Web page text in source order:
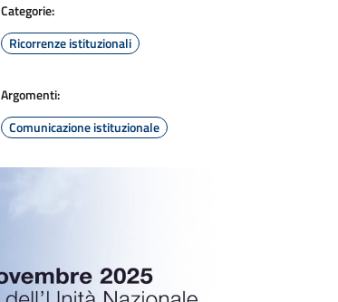
Categorie:
Ricorrenze istituzionali
Argomenti:
Comunicazione istituzionale